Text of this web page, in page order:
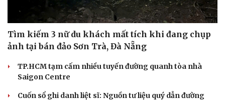
Tìm kiếm 3 nữ du khách mất tích khi đang chụp
ảnh tại bán đảo Sơn Trà, Đà Nẵng
TP.HCM tạm cấm nhiều tuyến đường quanh tòa nhà
Saigon Centre
Cuốn sổ ghi danh liệt sĩ: Nguồn tư liệu quý dẫn đường